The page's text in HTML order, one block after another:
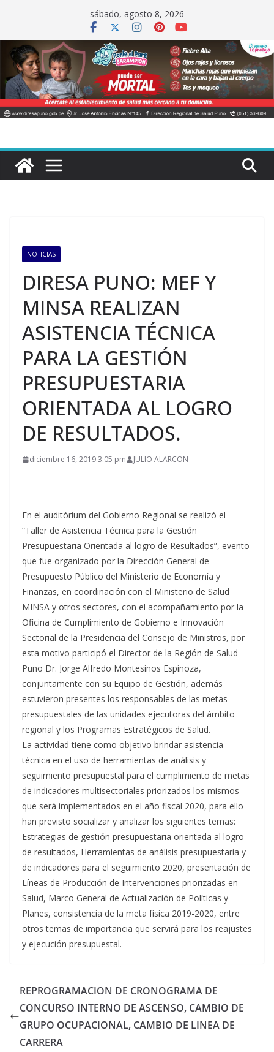
contenido
sábado, agosto 8, 2026
NOTICIAS
DIRESA PUNO: MEF Y
MINSA REALIZAN
ASISTENCIA TÉCNICA
PARA LA GESTIÓN
PRESUPUESTARIA
ORIENTADA AL LOGRO
DE RESULTADOS.
diciembre 16, 2019 3:05 pm JULIO ALARCON
En el auditórium del Gobierno Regional se realizó el
“Taller de Asistencia Técnica para la Gestión
Presupuestaria Orientada al logro de Resultados”, evento
que fue organizado por la Dirección General de
Presupuesto Público del Ministerio de Economía y
Finanzas, en coordinación con el Ministerio de Salud
MINSA y otros sectores, con el acompañamiento por la
Oficina de Cumplimiento de Gobierno e Innovación
Sectorial de la Presidencia del Consejo de Ministros, por
esta motivo participó el Director de la Región de Salud
Puno Dr. Jorge Alfredo Montesinos Espinoza,
conjuntamente con su Equipo de Gestión, además
estuvieron presentes los responsables de las metas
presupuestales de las unidades ejecutoras del ámbito
regional y los Programas Estratégicos de Salud.
La actividad tiene como objetivo brindar asistencia
técnica en el uso de herramientas de análisis y
seguimiento presupuestal para el cumplimiento de metas
de indicadores multisectoriales priorizados los mismos
que será implementados en el año fiscal 2020, para ello
han previsto socializar y analizar los siguientes temas:
Estrategias de gestión presupuestaria orientada al logro
de resultados, Herramientas de análisis presupuestaria y
de indicadores para el seguimiento 2020, presentación de
Líneas de Producción de Intervenciones priorizadas en
Salud, Marco General de Actualización de Políticas y
Planes, consistencia de la meta física 2019-2020, entre
otros temas de importancia que servirá para los reajustes
y ejecución presupuestal.
REPROGRAMACION DE CRONOGRAMA DE
CONCURSO INTERNO DE ASCENSO, CAMBIO DE
GRUPO OCUPACIONAL, CAMBIO DE LINEA DE
CARRERA